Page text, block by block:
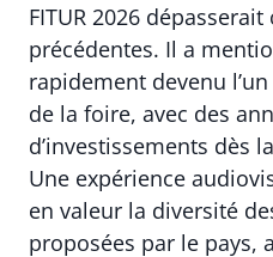
FITUR 2026
précédentes. Il a
rapidement devenu
de la foire, avec des
d’investissements dès
Une expérience
en valeur la diversité
proposées par le pays,